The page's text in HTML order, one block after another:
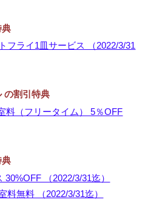
典
フライ1皿サービス （2022/3/31
の割引特典
料（フリータイム） 5％OFF
典
（2022/3/31迄）
料無料 （2022/3/31迄）